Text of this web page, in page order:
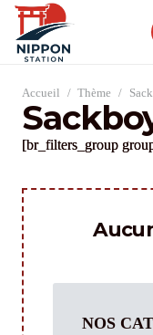
Accueil / Thème /
[br_filters_group
NOS